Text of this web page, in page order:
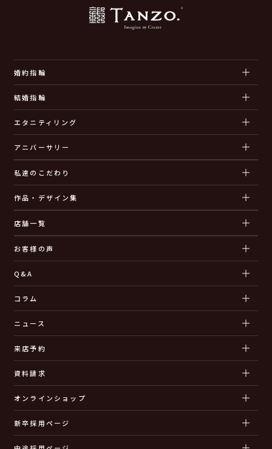
婚約指輪
結婚指輪
エタニティリング
アニバーサリー
私達のこだわり
作品・デザイン集
店舗一覧
お客様の声
Q&A
コラム
ニュース
来店予約
資料請求
オンラインショップ
新卒採用ページ